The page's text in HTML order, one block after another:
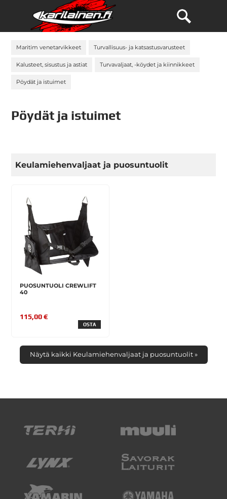
Maritim venetarvikkeet Turvallisuus- ja katsastusvarusteet
Kalusteet, sisustus ja astiat Turvavaljaat, -köydet ja kiinnikkeet
Pöydät ja istuimet
Pöydät ja istuimet
Keulamiehenvaljaat ja puosuntuolit
PUOSUNTUOLI CREWLIFT
40
115,00 €
OSTA
Näytä kaikki Keulamiehenvaljaat ja puosuntuolit »